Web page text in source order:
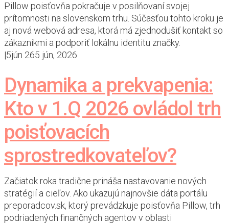
Pillow poisťovňa pokračuje v posilňovaní svojej
prítomnosti na slovenskom trhu. Súčasťou tohto kroku je
aj nová webová adresa, ktorá má zjednodušiť kontakt so
zákazníkmi a podporiť lokálnu identitu značky.
|5jún 265 jún, 2026
Dynamika a prekvapenia:
Kto v 1.Q 2026 ovládol trh
poisťovacích
sprostredkovateľov?
Začiatok roka tradične prináša nastavovanie nových
stratégií a cieľov. Ako ukazujú najnovšie dáta portálu
preporadcov.sk, ktorý prevádzkuje poisťovňa Pillow, trh
podriadených finančných agentov v oblasti